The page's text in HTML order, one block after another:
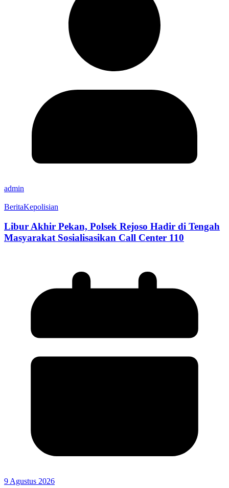
admin
BeritaKepolisian
Libur Akhir Pekan, Polsek Rejoso Hadir di Tengah
Masyarakat Sosialisasikan Call Center 110
9 Agustus 2026